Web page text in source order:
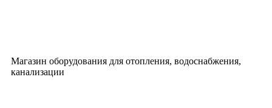
Магазин оборудования для отопления, водоснабжения,
канализации